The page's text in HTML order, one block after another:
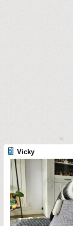
Vicky